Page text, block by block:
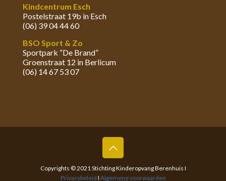
Kindcentrum Esch
Postelstraat 19b in Esch
(06) 39 04 44 60
BSO Sport & Zo
Sportpark “De Brand”
Groenstraat 12 in Berlicum
(06) 14 67 53 07
Copyrights © 2021 Stichting Kinderopvang Berenhuis I
Privacybeleid I Algemene voorwaarden